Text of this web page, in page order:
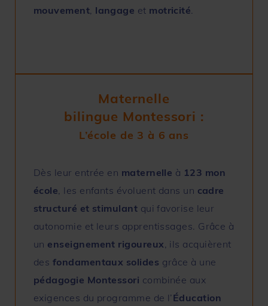
mouvement langage et motricité
Maternelle
bilingue Montessori :
L’école de 3 à 6 ans
Dès leur entrée en maternelle à 123 mon
école , les enfants évoluent dans un cadre
structuré et stimulant qui favorise leur
autonomie et leurs apprentissages. Grâce à
un enseignement rigoureux , ils acquièrent
des fondamentaux solides grâce à une
pédagogie Montessori combinée aux
exigences du programme de l’ Éducation